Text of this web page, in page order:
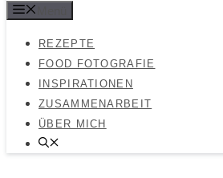
REZEPTE
FOOD FOTOGRAFIE
INSPIRATIONEN
ZUSAMMENARBEIT
ÜBER MICH